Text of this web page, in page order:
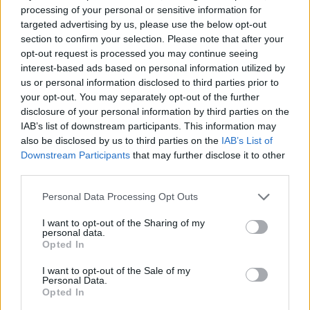
processing of your personal or sensitive information for
targeted advertising by us, please use the below opt-out
section to confirm your selection. Please note that after your
opt-out request is processed you may continue seeing
interest-based ads based on personal information utilized by
us or personal information disclosed to third parties prior to
your opt-out. You may separately opt-out of the further
disclosure of your personal information by third parties on the
IAB’s list of downstream participants. This information may
also be disclosed by us to third parties on the IAB’s List of
Downstream Participants that may further disclose it to other
Personal Data Processing Opt Outs
I want to opt-out of the Sharing of my
personal data.
Opted In
I want to opt-out of the Sale of my
Personal Data.
Opted In
Η Λιούις περιέγραψε πώς το 2019 ανακάλυψε έναν
όγκο στο στήθος της. Αν και οι γιατροί της
συνέστησαν διπλή μαστεκτομή, εκείνη αποφάσισε
να δοκιμάσει εναλλακτικές θεραπείες,
εστιάζοντας στον καθαρισμό του σώματος από
τοξίνες και στο συναισθηματικό της φορτίο.
ινσουλίνης — μια μέθοδος κατά την οποία
χρησιμοποιούνται χαμηλότερες δόσεις
χημειοθεραπείας, βασισμένη στη θεωρία ότι η
ινσουλίνη επιτρέπει στο φάρμακο να εισχωρήσει